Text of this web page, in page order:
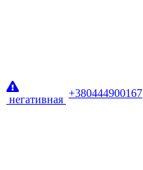
негативная
+380444900167